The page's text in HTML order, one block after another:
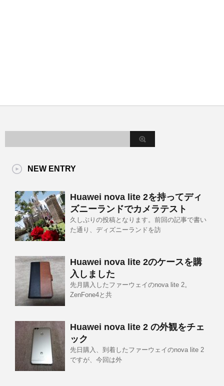
NEW ENTRY
Huawei nova lite 2を持ってディ
ズニーランドでカメラテスト
久しぶりの投稿となります。前回の記事で書い
た通り、ディズニーランドを訪
Huawei nova lite 2のケースを購
入しました
先月購入したファーウェイのnova lite 2。
ZenFone4と共
Huawei nova lite 2 の外観をチェ
ック
先日購入、到着したファーウェイのnova lite 2
ですが、今回は外